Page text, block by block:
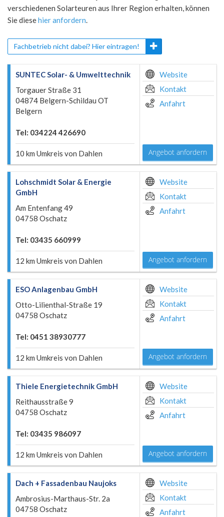
verschiedenen Solarteuren aus Ihrer Region erhalten, können
Sie diesehier anfordern.
Fachbetrieb nicht dabei? Hier eintragen!
SUNTEC Solar- & Umwelttechnik
Torgauer Straße 31
04874 Belgern-Schildau OT
Belgern
Tel: 034224 426690
10 km Umkreis von Dahlen
Website
Kontakt
Anfahrt
Angebot anfordern
Lohschmidt Solar & Energie
GmbH
Am Entenfang 49
04758 Oschatz
Tel: 03435 660999
12 km Umkreis von Dahlen
Website
Kontakt
Anfahrt
Angebot anfordern
ESO Anlagenbau GmbH
Otto-Lilienthal-Straße 19
04758 Oschatz
Tel: 0451 38930777
12 km Umkreis von Dahlen
Website
Kontakt
Anfahrt
Angebot anfordern
Thiele Energietechnik GmbH
Reithausstraße 9
04758 Oschatz
Tel: 03435 986097
12 km Umkreis von Dahlen
Website
Kontakt
Anfahrt
Angebot anfordern
Dach + Fassadenbau Naujoks
Ambrosius-Marthaus-Str. 2a
04758 Oschatz
Website
Kontakt
Anfahrt